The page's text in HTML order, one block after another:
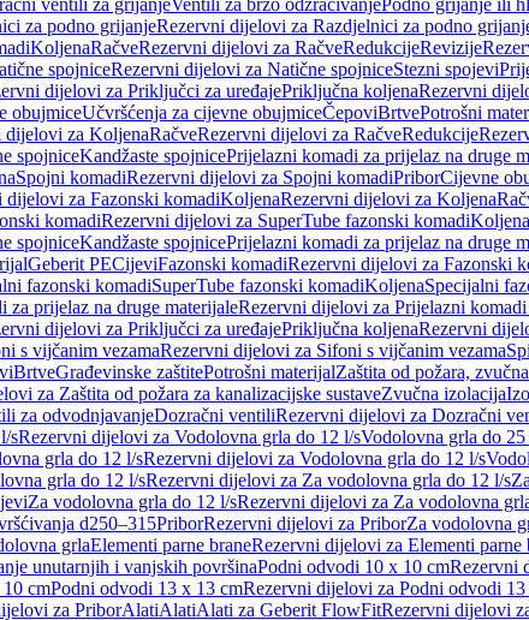
ventili za grijanjeVentili za brzo odzračivanjePodno grijanje ili
za podno grijanjeRezervni dijelovi za Razdjelnici za podno
KoljenaRačveRezervni dijelovi za RačveRedukcijeRevizije
spojniceRezervni dijelovi za Natične spojniceStezni spojevi
dijelovi za Priključci za uređajePriključna koljenaRezervni
obujmiceUčvršćenja za cijevne obujmiceČepoviBrtvePotrošni
dijelovi za KoljenaRačveRezervni dijelovi za RačveRedukcije
spojniceKandžaste spojnicePrijelazni komadi za prijelaz na druge
Spojni komadiRezervni dijelovi za Spojni komadiPriborCijevne
dijelovi za Fazonski komadiKoljenaRezervni dijelovi za Koljena
komadiRezervni dijelovi za SuperTube fazonski komadiKoljena
spojniceKandžaste spojnicePrijelazni komadi za prijelaz na druge
Geberit PECijeviFazonski komadiRezervni dijelovi za Fazonski
fazonski komadiSuperTube fazonski komadiKoljenaSpecijalni
za prijelaz na druge materijaleRezervni dijelovi za Prijelazni
dijelovi za Priključci za uređajePriključna koljenaRezervni
s vijčanim vezamaRezervni dijelovi za Sifoni s vijčanim vezama
BrtveGrađevinske zaštitePotrošni materijalZaštita od požara,
za Zaštita od požara za kanalizacijske sustaveZvučna izolacija
za odvodnjavanjeDozračni ventiliRezervni dijelovi za Dozračni
sRezervni dijelovi za Vodolovna grla do 12 l/sVodolovna grla do 25
grla do 12 l/sRezervni dijelovi za Vodolovna grla do 12 l/s
grla do 12 l/sRezervni dijelovi za Za vodolovna grla do 12 l/s
Za vodolovna grla do 12 l/sRezervni dijelovi za Za vodolovna
d250–315PriborRezervni dijelovi za PriborZa vodolovna
grlaElementi parne braneRezervni dijelovi za Elementi parne
unutarnjih i vanjskih površinaPodni odvodi 10 x 10 cmRezervni
cmPodni odvodi 13 x 13 cmRezervni dijelovi za Podni odvodi
za PriborAlatiAlatiAlati za Geberit FlowFitRezervni dijelovi